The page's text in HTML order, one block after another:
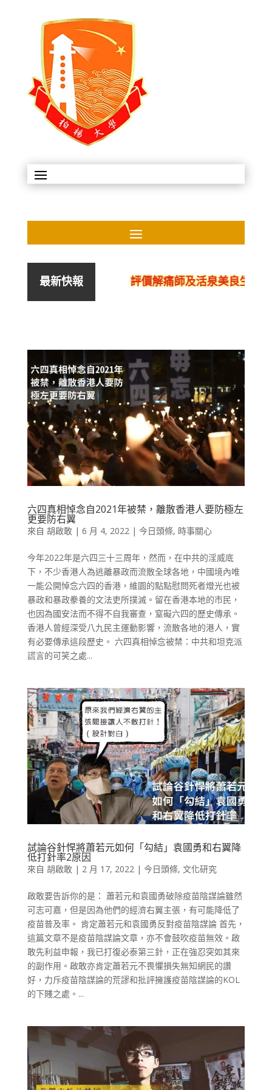
最新快報 評價解痛師及活泉美良生館的
六四真相悼念自2021年被禁，離散香港人要防極左
更要防右翼
來自 胡啟敢| 6 月 4, 2022| 今日頭條, 時事關心
今年2022年是六四三十三周年，然而，在中共的淫威底
下，不少香港人為逃離暴政而流散全球各地，中國境內唯
一能公開悼念六四的香港，維園的點點慰問死者燈光也被
暴政和暴政豢養的文法吏所撲滅。留在香港本地的市民，
也因為國安法而不得不自我審查，窒礙六四的歷史傳承。
香港人曾經深受八九民主運動影響，流散各地的港人，實
有必要傳承這段歷史。 六四真相悼念被禁：中共和坦克派
謊言的可笑之處...
試論谷針悍將蕭若元如何「勾結」袁國勇和右翼降
低打針率2原因
來自 胡啟敢| 2 月 17, 2022| 今日頭條, 文化研究
啟敢要告訴你的是： 蕭若元和袁國勇破除疫苗陰謀論雖然
可志可嘉，但是因為他們的經濟右翼主張，有可能降低了
疫苗普及率。 肯定蕭若元和袁國勇反對疫苗陰謀論 首先，
這篇文章不是疫苗陰謀論文章，亦不會鼓吹疫苗無效。啟
敢先利益申報，我已打復必泰第三針，正在強忍突如其來
的副作用。啟敢亦肯定蕭若元不畏懼損失無知網民的讚
好，力斥疫苗陰謀論的荒謬和批評擁護疫苗陰謀論的KOL
的下賤之處。...